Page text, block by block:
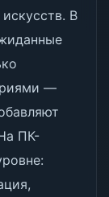
В
—
ПК-